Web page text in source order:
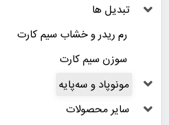
تبدیل ها
رم ریدر و خشاب سیم کارت
سوزن سیم کارت
مونوپاد و سه‌پایه
سایر محصولات